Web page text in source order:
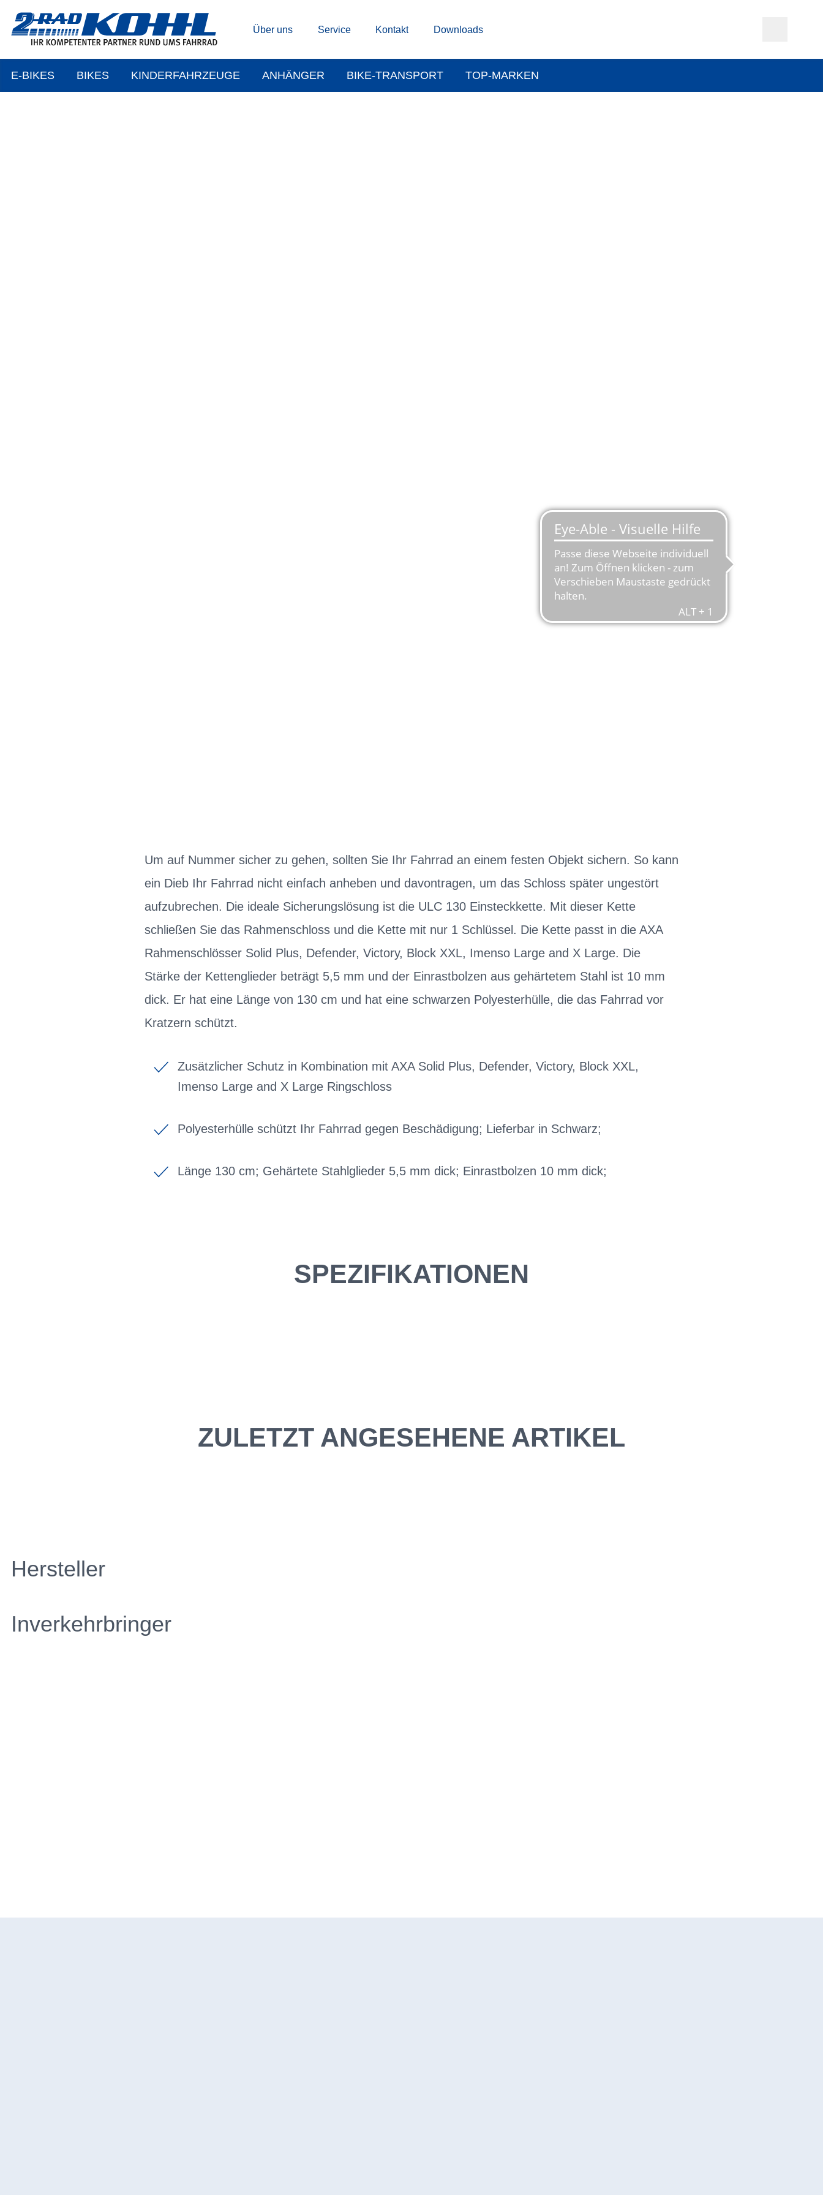
Über uns Service Kontakt Downloads
E-BIKES BIKES KINDERFAHRZEUGE ANHÄNGER BIKE-TRANSPORT TOP-MARKEN
Um auf Nummer sicher zu gehen, sollten Sie Ihr Fahrrad an einem festen Objekt sichern. So kann
ein Dieb Ihr Fahrrad nicht einfach anheben und davontragen, um das Schloss später ungestört
aufzubrechen. Die ideale Sicherungslösung ist die ULC 130 Einsteckkette. Mit dieser Kette
schließen Sie das Rahmenschloss und die Kette mit nur 1 Schlüssel. Die Kette passt in die AXA
Rahmenschlösser Solid Plus, Defender, Victory, Block XXL, Imenso Large and X Large. Die
Stärke der Kettenglieder beträgt 5,5 mm und der Einrastbolzen aus gehärtetem Stahl ist 10 mm
dick. Er hat eine Länge von 130 cm und hat eine schwarzen Polyesterhülle, die das Fahrrad vor
Kratzern schützt.
Zusätzlicher Schutz in Kombination mit AXA Solid Plus, Defender, Victory, Block XXL,
Imenso Large and X Large Ringschloss
Polyesterhülle schützt Ihr Fahrrad gegen Beschädigung; Lieferbar in Schwarz;
Länge 130 cm; Gehärtete Stahlglieder 5,5 mm dick; Einrastbolzen 10 mm dick;
SPEZIFIKATIONEN
ZULETZT ANGESEHENE ARTIKEL
Hersteller
Inverkehrbringer